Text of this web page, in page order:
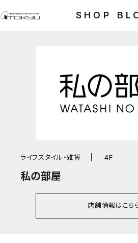
SHOP
ライフスタイル・雑貨 4F
私の部屋
店舗情報はこち